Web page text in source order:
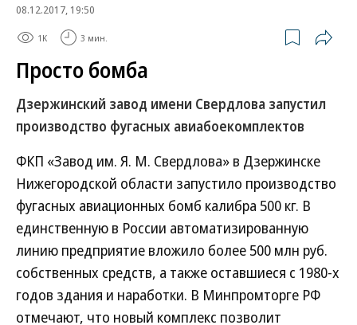
08.12.2017, 19:50
1K 3 мин.
Просто бомба
Дзержинский завод имени Свердлова запустил
производство фугасных авиабоекомплектов
ФКП «Завод им. Я. М. Свердлова» в Дзержинске
Нижегородской области запустило производство
фугасных авиационных бомб калибра 500 кг. В
единственную в России автоматизированную
линию предприятие вложило более 500 млн руб.
собственных средств, а также оставшиеся с 1980-х
годов здания и наработки. В Минпромторге РФ
отмечают, что новый комплекс позволит